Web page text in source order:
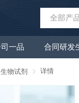
全部产
一品 合同研发
生物试剂 详情